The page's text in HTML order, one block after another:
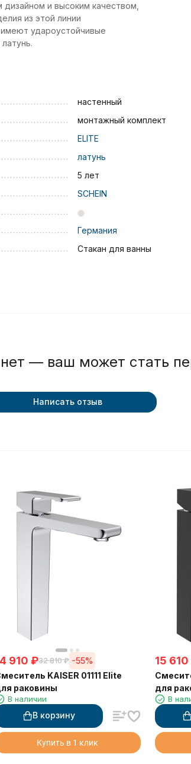
и высоким качеством,
из этой линии
имеют удароустойчивые
настенный
монтажный комплект
ELITE
латунь
5 лет
SCHEIN
Германия
Стакан для ванны
— ваш может стать
Написать отзыв
910 ₽32 810 ₽ -55%
KAISER 01111 Elite
раковины
В наличии
В корзину
Купить в 1 клик
15 610
для
В